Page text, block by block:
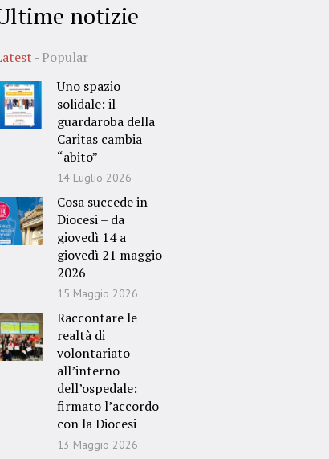
notizie
Popular
Uno spazio
solidale: il
guardaroba della
Caritas cambia
“abito”
14 Luglio 2026
Cosa succede in
Diocesi – da
giovedì 14 a
giovedì 21 maggio
2026
15 Maggio 2026
Raccontare le
realtà di
volontariato
all’interno
dell’ospedale:
firmato l’accordo
con la Diocesi
13 Maggio 2026